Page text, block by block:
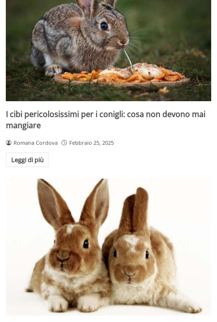
I cibi pericolosissimi per i conigli: cosa non devono mai
mangiare
Romana Cordova Febbraio 25, 2025
Leggi di più